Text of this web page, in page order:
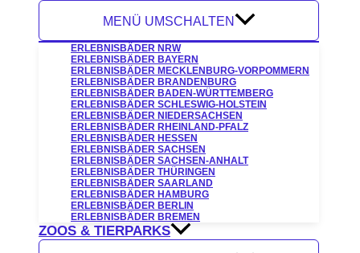
MENÜ UMSCHALTEN
ERLEBNISBÄDER NRW
ERLEBNISBÄDER BAYERN
ERLEBNISBÄDER MECKLENBURG-VORPOMMERN
ERLEBNISBÄDER BRANDENBURG
ERLEBNISBÄDER BADEN-WÜRTTEMBERG
ERLEBNISBÄDER SCHLESWIG-HOLSTEIN
ERLEBNISBÄDER NIEDERSACHSEN
ERLEBNISBÄDER RHEINLAND-PFALZ
ERLEBNISBÄDER HESSEN
ERLEBNISBÄDER SACHSEN
ERLEBNISBÄDER SACHSEN-ANHALT
ERLEBNISBÄDER THÜRINGEN
ERLEBNISBÄDER SAARLAND
ERLEBNISBÄDER HAMBURG
ERLEBNISBÄDER BERLIN
ERLEBNISBÄDER BREMEN
ZOOS & TIERPARKS